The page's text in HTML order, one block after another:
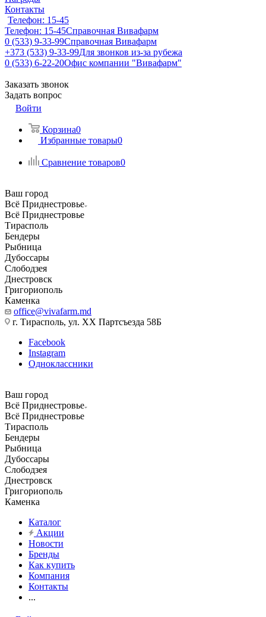
Контакты
Телефон: 15-45
Телефон: 15-45Справочная Вивафарм
0 (533) 9-33-99Справочная Вивафарм
+373 (533) 9-33-99Для звонков из-за рубежа
0 (533) 6-22-20Офис компании "Вивафарм"
Заказать звонок
Задать вопрос
Войти
Корзина0
Избранные товары0
Сравнение товаров0
Ваш город
Всё Приднестровье
Всё Приднестровье
Тирасполь
Бендеры
Рыбница
Дубоссары
Слободзея
Днестровск
Григориополь
Каменка
office@vivafarm.md
г. Тирасполь, ул. ХХ Партсъезда 58Б
Facebook
Instagram
Одноклассники
Ваш город
Всё Приднестровье
Всё Приднестровье
Тирасполь
Бендеры
Рыбница
Дубоссары
Слободзея
Днестровск
Григориополь
Каменка
Каталог
Акции
Новости
Бренды
Как купить
Компания
Контакты
...